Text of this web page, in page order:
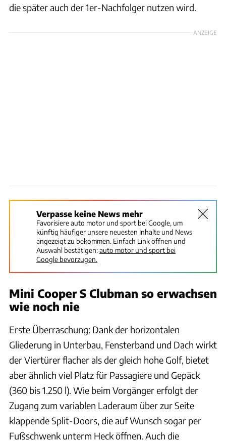
die später auch der 1er-Nachfolger nutzen wird.
ANZEIGE
Verpasse keine News mehr
Favorisiere auto motor und sport bei Google, um
künftig häufiger unsere neuesten Inhalte und News
angezeigt zu bekommen. Einfach Link öffnen und
Auswahl bestätigen:auto motor und sport bei
Google bevorzugen.
Mini Cooper S Clubman so erwachsen
wie noch nie
Erste Überraschung: Dank der horizontalen
Gliederung in Unterbau, Fensterband und Dach wirkt
der Viertürer flacher als der gleich hohe Golf, bietet
aber ähnlich viel Platz für Passagiere und Gepäck
(360 bis 1.250 l). Wie beim Vorgänger erfolgt der
Zugang zum variablen Laderaum über zur Seite
klappende Split-Doors, die auf Wunsch sogar per
Fußschwenk unterm Heck öffnen. Auch die